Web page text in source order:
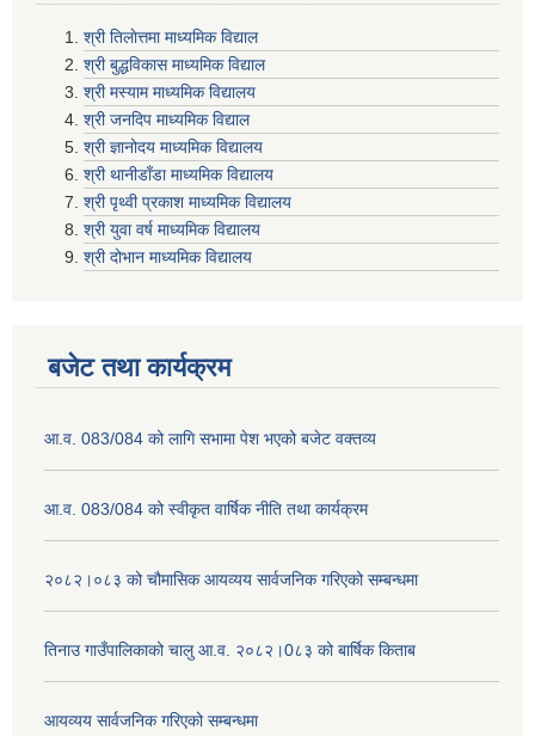
श्री तिलाेत्तमा माध्यमिक विद्याल
श्री बुद्धविकास माध्यमिक विद्याल
श्री मस्याम माध्यमिक विद्यालय
श्री जनदिप माध्यमिक विद्याल
श्री ज्ञानोदय माध्यमिक विद्यालय
श्री थानीडाँडा माध्यमिक विद्यालय
श्री पृथ्वी प्रकाश माध्यमिक विद्यालय
श्री युवा वर्ष माध्यमिक विद्यालय
श्री दोभान माध्यमिक विद्यालय
बजेट तथा कार्यक्रम
आ.व. 083/084 को लागि सभामा पेश भएको बजेट वक्तव्य
आ.व. 083/084 को स्वीकृत वार्षिक नीति तथा कार्यक्रम
२०८२।०८३ को चौमासिक आयव्यय सार्वजनिक गरिएको सम्बन्धमा
तिनाउ गाउँपालिकाको चालु आ.व. २०८२।0८३ को बार्षिक किताब
आयव्यय सार्वजनिक गरिएको सम्बन्धमा